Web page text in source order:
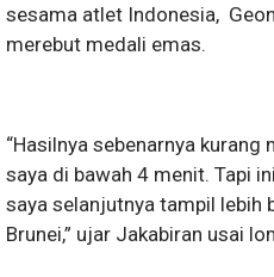
sesama atlet Indonesia,
merebut medali emas.
“Hasilnya sebenarnya
saya di bawah 4 menit. Tapi
saya selanjutnya tampil lebih
Brunei,” ujar Jakabiran usai